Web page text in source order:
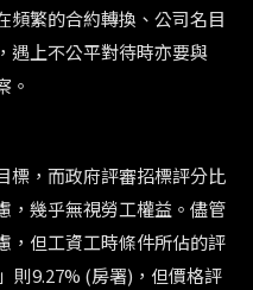
頻繁的合約轉換、公司名目
遇上不公平對待時亦要與
。
標，而政府評審招標評分比
，幾乎無視勞工權益。儘管
，但工資工時條件所佔的評
則9.27% (房署)，但價格評